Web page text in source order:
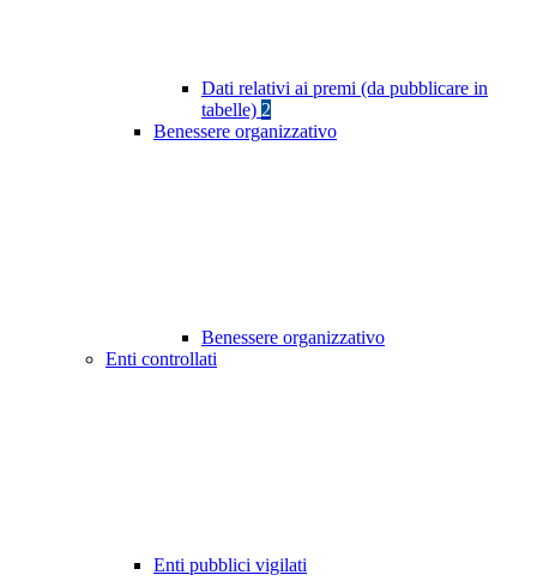
Dati relativi ai premi (da pubblicare in
tabelle) 2
Benessere organizzativo
Benessere organizzativo
Enti controllati
Enti pubblici vigilati